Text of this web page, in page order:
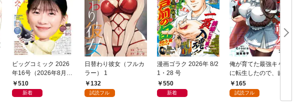
ビッグコミック 2026
年16号（2026年8月7
日発売）
510
新着
日替わり彼女（フルカ
ラー） 1
132
試読フル
漫画ゴラク 2026年 8/2
1・28 号
550
新着
俺が育てた最強キャラ
に転生したので、歯向
かうヤツはすべてぶん
殴って生きる事にしま
165
試読フル